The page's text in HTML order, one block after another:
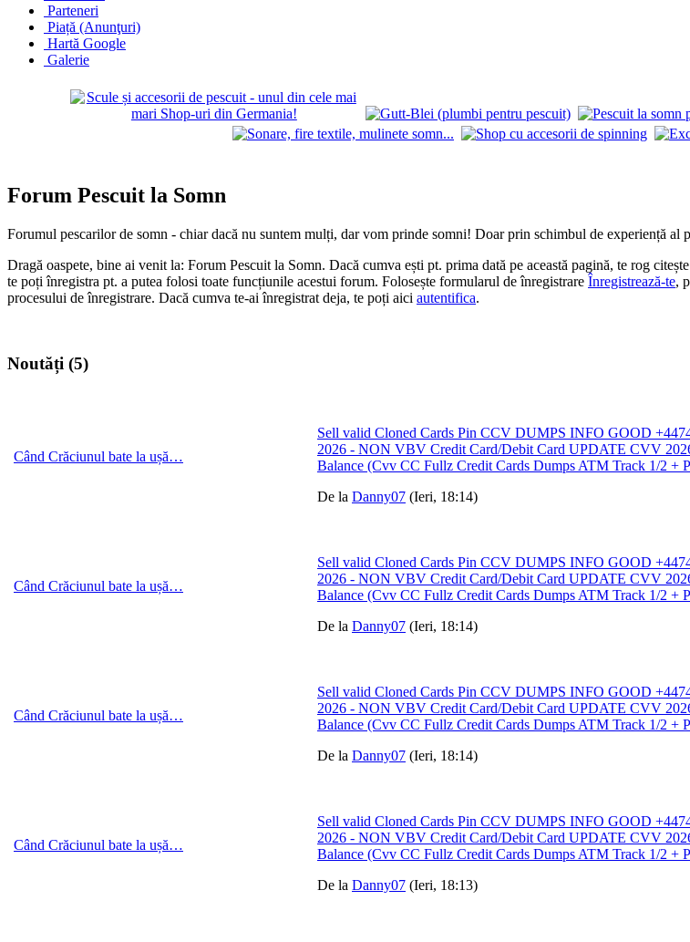
Parteneri
Piață (Anunţuri)
Hartă Google
Galerie
Forum Pescuit la Somn
Forumul pescarilor de somn - chiar dacă nu suntem mulți, dar vom prinde somni! Doar prin schimbul de experiență al
Dragă oaspete, bine ai venit la: Forum Pescuit la Somn. Dacă cumva ești pt. prima dată pe această pagină, te rog
te poți înregistra pt. a putea folosi toate funcțiunile acestui forum. Folosește formularul de înregistrare Înregistrează-te,
procesului de înregistrare. Dacă cumva te-ai înregistrat deja, te poți aici autentifica.
Noutăți (5)
Când Crăciunul bate la ușă…
Sell valid Cloned Cards Pin CCV DUMPS INFO GOOD
2026 - NON VBV Credit Card/Debit Card UPDATE CVV
Balance (Cvv CC Fullz Credit Cards Dumps ATM Track 1/2 +
De la Danny07 (Ieri, 18:14)
Când Crăciunul bate la ușă…
Sell valid Cloned Cards Pin CCV DUMPS INFO GOOD
2026 - NON VBV Credit Card/Debit Card UPDATE CVV
Balance (Cvv CC Fullz Credit Cards Dumps ATM Track 1/2 +
De la Danny07 (Ieri, 18:14)
Când Crăciunul bate la ușă…
Sell valid Cloned Cards Pin CCV DUMPS INFO GOOD
2026 - NON VBV Credit Card/Debit Card UPDATE CVV
Balance (Cvv CC Fullz Credit Cards Dumps ATM Track 1/2 +
De la Danny07 (Ieri, 18:14)
Când Crăciunul bate la ușă…
Sell valid Cloned Cards Pin CCV DUMPS INFO GOOD
2026 - NON VBV Credit Card/Debit Card UPDATE CVV
Balance (Cvv CC Fullz Credit Cards Dumps ATM Track 1/2 +
De la Danny07 (Ieri, 18:13)